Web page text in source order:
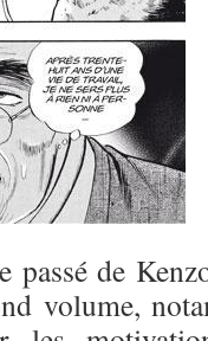
passé de
volume,